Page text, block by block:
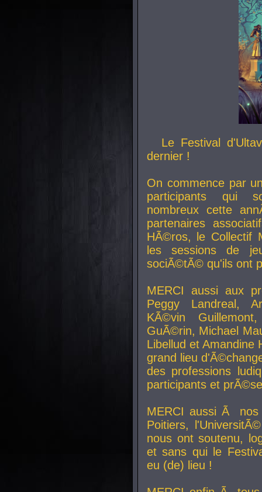
Le Festival
dernier !
On commence par
participants qui
nombreux cette
partenaires
HÃ©ros, le Collectif
les sessions de
sociÃ©tÃ© qu'ils ont
MERCI aussi aux
Peggy Landreal,
KÃ©vin
GuÃ©rin, Michael
Libellud et Amandine
grand lieu
des professions
participants et
MERCI aussi Ã nos
Poitiers,
nous ont soutenu,
et sans qui le
eu (de) lieu !